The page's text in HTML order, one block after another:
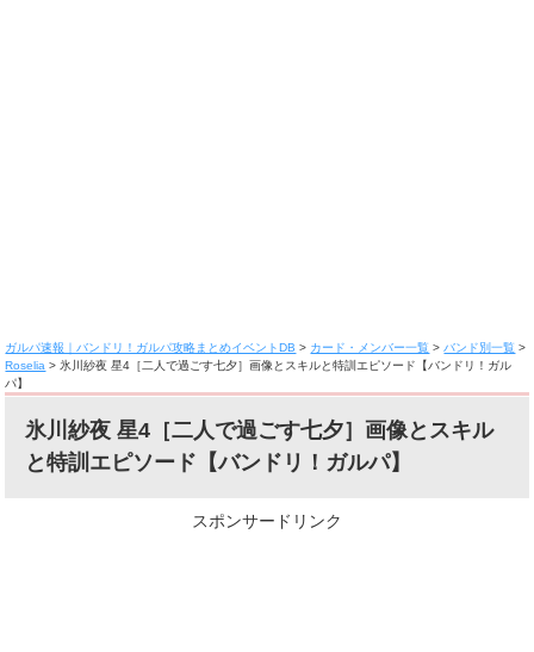
ガルパ速報｜バンドリ！ガルパ攻略まとめイベントDB > カード・メンバー一覧 > バンド別一覧 >
Roselia > 氷川紗夜 星4［二人で過ごす七夕］画像とスキルと特訓エピソード【バンドリ！ガル
パ】
氷川紗夜 星4［二人で過ごす七夕］画像とスキル
と特訓エピソード【バンドリ！ガルパ】
スポンサードリンク